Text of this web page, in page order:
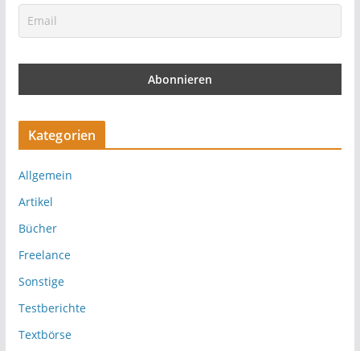
Kategorien
Allgemein
Artikel
Bücher
Freelance
Sonstige
Testberichte
Textbörse